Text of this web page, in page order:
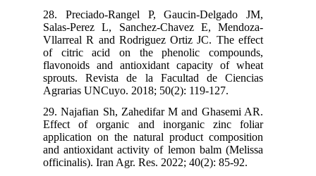
28. Preciado-Rangel P, Gaucin-Delgado JM,
Salas-Perez L, Sanchez-Chavez E, Mendoza-
Vllarreal R and Rodriguez Ortiz JC. The effect
of citric acid on the phenolic compounds,
flavonoids and antioxidant capacity of wheat
sprouts. Revista de la Facultad de Ciencias
Agrarias UNCuyo. 2018; 50(2): 119-127.
29. Najafian Sh, Zahedifar M and Ghasemi AR.
Effect of organic and inorganic zinc foliar
application on the natural product composition
and antioxidant activity of lemon balm (Melissa
officinalis). Iran Agr. Res. 2022; 40(2): 85-92.